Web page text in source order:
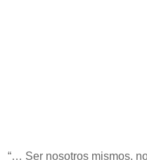
“… Ser nosotros mismos,